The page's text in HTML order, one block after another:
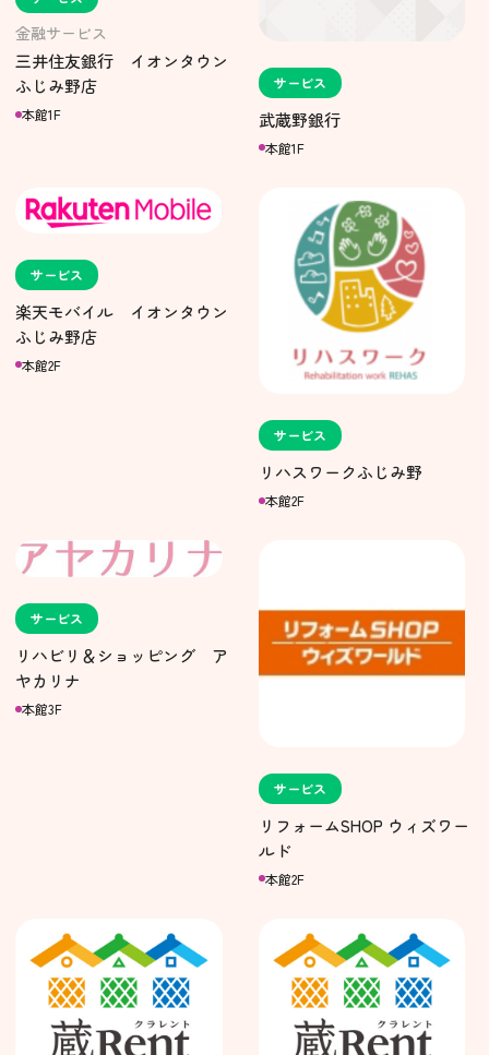
金融サービス
三井住友銀行 イオンタウン
ふじみ野店
本館1F
サービス
武蔵野銀行
本館1F
サービス
楽天モバイル イオンタウン
ふじみ野店
本館2F
サービス
リハスワークふじみ野
本館2F
サービス
リハビリ＆ショッピング ア
ヤカリナ
本館3F
サービス
リフォームSHOP ウィズワー
ルド
本館2F